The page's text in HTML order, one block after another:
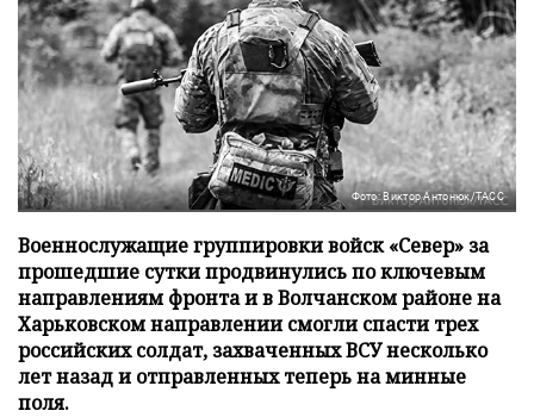
Фото: Виктор Антонюк/ТАСС
Военнослужащие группировки войск «Север» за
прошедшие сутки продвинулись по ключевым
направлениям фронта и в Волчанском районе на
Харьковском направлении смогли спасти трех
российских солдат, захваченных ВСУ несколько
лет назад и отправленных теперь на минные
поля.